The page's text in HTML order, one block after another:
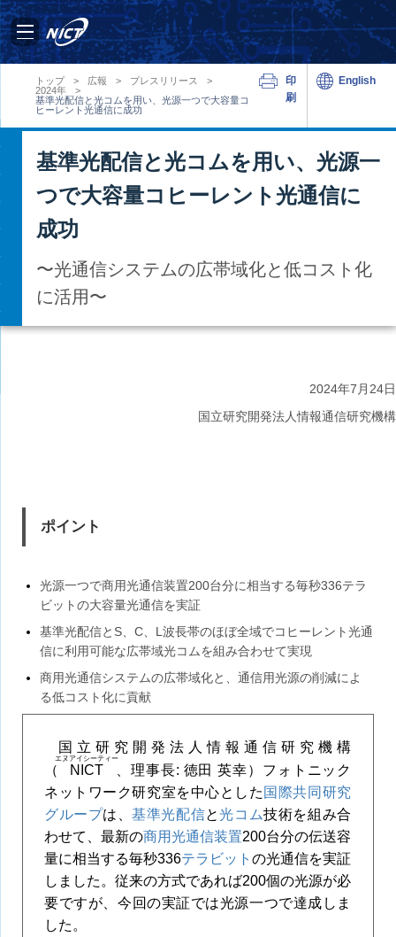
トップ > 広報 > プレスリリース
>
2024年
>
基準光配信と光コムを用い、光源一つで大容量コ
ヒーレント光通信に成功
印
刷
English
基準光配信と光コムを用い、光源一
つで大容量コヒーレント光通信に
成功
〜光通信システムの広帯域化と低コスト化
に活用〜
2024年7月24日
国立研究開発法人情報通信研究機構
ポイント
光源一つで商用光通信装置200台分に相当する毎秒336テラ
ビットの大容量光通信を実証
基準光配信とS、C、L波長帯のほぼ全域でコヒーレント光通
信に利用可能な広帯域光コムを組み合わせて実現
商用光通信システムの広帯域化と、通信用光源の削減によ
る低コスト化に貢献
国立研究開発法人情報通信研究機構
（
NICT
エヌアイシーティー
、理事長: 徳田 英幸）フォトニック
ネットワーク研究室を中心とした 国際共同研究
グループは、基準光配信と光コム技術を組み合
わせて、最新の商用光通信装置200台分の伝送容
量に相当する毎秒336テラビットの光通信を実証
しました。従来の方式であれば200個の光源が必
要ですが、今回の実証では光源一つで達成しま
した。